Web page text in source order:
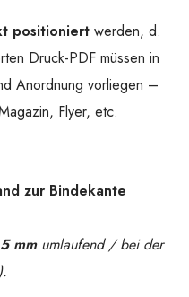
positioniert werden, d.
Druck-PDF müssen in
Anordnung vorliegen –
Flyer, etc.
zur Bindekante
5 mmumlaufend / bei der